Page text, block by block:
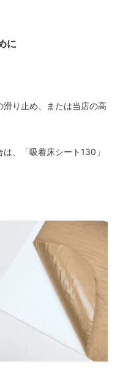
に
り止め、または当店の高
、「吸着床シート130」